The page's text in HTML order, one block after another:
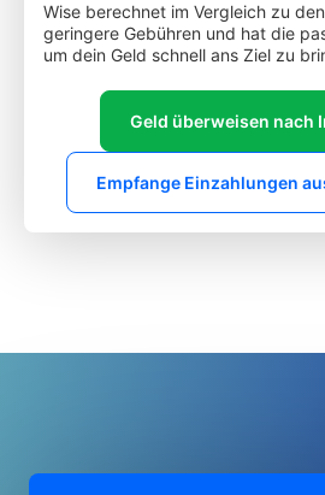
Wise berechnet im Vergleich zu
geringere Gebühren und hat die
um dein Geld schnell ans Ziel zu
Geld überweisen nach
Empfange Einzahlungen